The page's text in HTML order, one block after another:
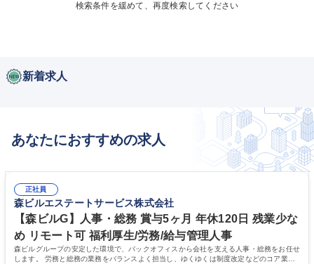
検索条件を緩めて、再度検索してください
新着求人
あなたにおすすめの求人
正社員
森ビルエステートサービス株式会社
【森ビルG】人事・総務 賞与5ヶ月 年休120日 残業少な
め リモート可 福利厚生/労務/給与管理人事
森ビルグループの安定した環境で、バックオフィスから会社を支える人事・総務をお任せ
します。 労務と総務の業務をバランスよく担当し、ゆくゆくは制度改定などのコア業務